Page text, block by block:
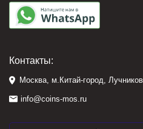
Контакты:
Москва, м.Китай-город,
info@coins-mos.ru